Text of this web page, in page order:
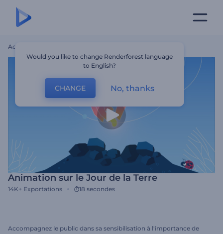
Accueil
Animation sur le Jour de la Terre
14K+ Exportations 18 secondes
Accompagnez le public dans sa sensibilisation à l'importance de
Would you like to change Renderforest language
to English?
CHANGE No, thanks